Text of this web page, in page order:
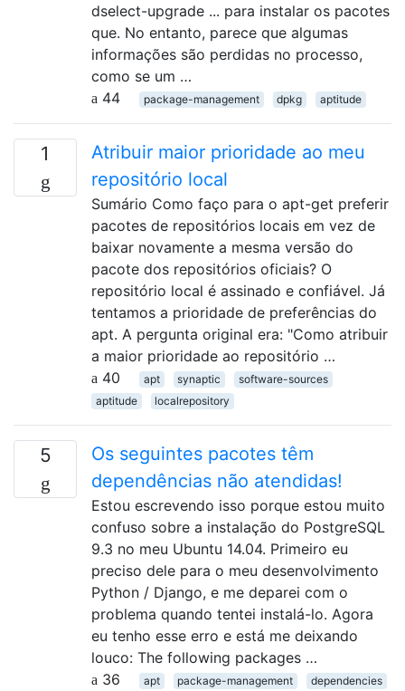
dselect-upgrade ... para instalar os pacotes
que. No entanto, parece que algumas
informações são perdidas no processo,
como se um …
44
package-management dpkg aptitude
1
Atribuir maior prioridade ao meu
repositório local
Sumário Como faço para o apt-get preferir
pacotes de repositórios locais em vez de
baixar novamente a mesma versão do
pacote dos repositórios oficiais? O
repositório local é assinado e confiável. Já
tentamos a prioridade de preferências do
apt. A pergunta original era: "Como atribuir
a maior prioridade ao repositório …
40
apt synaptic
software-sources
aptitude
localrepository
5
Os seguintes pacotes têm
dependências não atendidas!
Estou escrevendo isso porque estou muito
confuso sobre a instalação do PostgreSQL
9.3 no meu Ubuntu 14.04. Primeiro eu
preciso dele para o meu desenvolvimento
Python / Django, e me deparei com o
problema quando tentei instalá-lo. Agora
eu tenho esse erro e está me deixando
louco: The following packages …
36
apt package-management dependencies